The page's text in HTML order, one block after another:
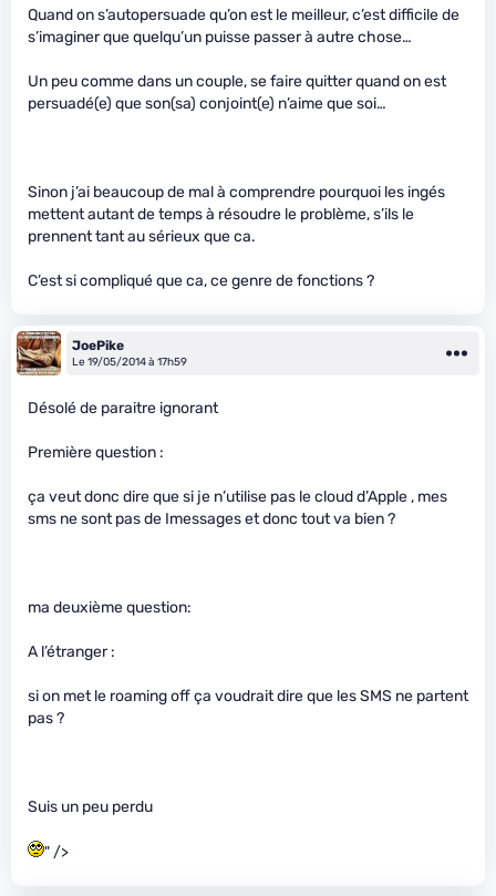
Quand on s’autopersuade qu’on est le meilleur, c’est difficile de
s’imaginer que quelqu’un puisse passer à autre chose…
Un peu comme dans un couple, se faire quitter quand on est
persuadé(e) que son(sa) conjoint(e) n’aime que soi…
Sinon j’ai beaucoup de mal à comprendre pourquoi les ingés
mettent autant de temps à résoudre le problème, s’ils le
prennent tant au sérieux que ca.
C’est si compliqué que ca, ce genre de fonctions ?
JoePike
Le 19/05/2014 à 17h59
Désolé de paraitre ignorant
Première question :
ça veut donc dire que si je n’utilise pas le cloud d’Apple , mes
sms ne sont pas de Imessages et donc tout va bien ?
ma deuxième question:
A l’étranger :
si on met le roaming off ça voudrait dire que les SMS ne partent
pas ?
Suis un peu perdu
" />